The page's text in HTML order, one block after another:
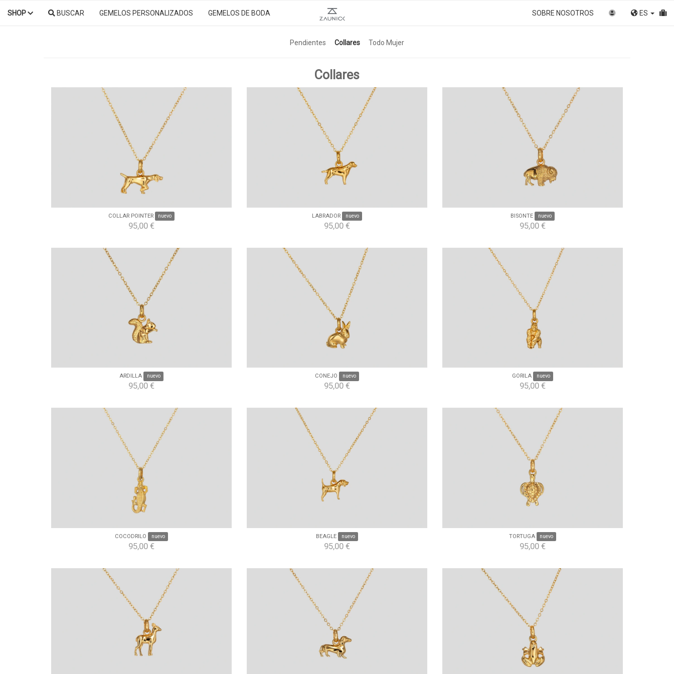
Pendientes Collares Todo Mujer
Collares
COLLAR POINTER nuevo
95,00 €
LABRADOR nuevo
95,00 €
BISONTE nuevo
95,00 €
ARDILLA nuevo
95,00 €
CONEJO nuevo
95,00 €
GORILA nuevo
95,00 €
COCODRILO nuevo
95,00 €
BEAGLE nuevo
95,00 €
TORTUGA nuevo
95,00 €
SHOP BUSCAR GEMELOS PERSONALIZADOS GEMELOS DE BODA SOBRE NOSOTROS ES